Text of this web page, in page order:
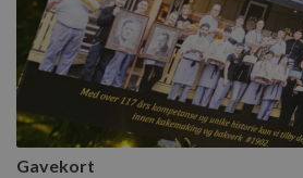
Velg varianter
Gavekort